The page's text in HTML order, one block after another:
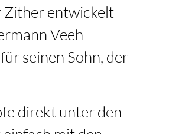
Zither entwickelt
Veeh
seinen Sohn, der
direkt unter den